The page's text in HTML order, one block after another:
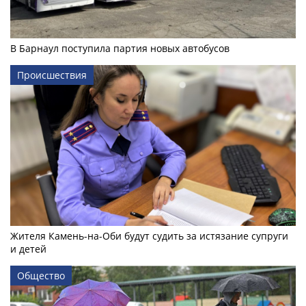
В Барнаул поступила партия новых автобусов
Происшествия
Жителя Камень-на-Оби будут судить за истязание супруги
и детей
Общество